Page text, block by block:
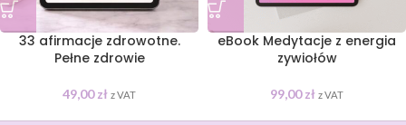
33 afirmacje zdrowotne.
Pełne zdrowie
49,00zł z VAT
eBook Medytacje z energia
zywiołów
99,00zł z VAT